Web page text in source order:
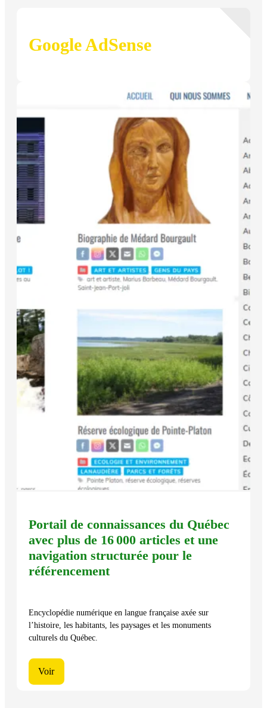
Google AdSense
Portail de connaissances du Québec
avec plus de 16 000 articles et une
navigation structurée pour le
référencement
Encyclopédie numérique en langue française axée sur
l’histoire, les habitants, les paysages et les monuments
culturels du Québec.
Voir